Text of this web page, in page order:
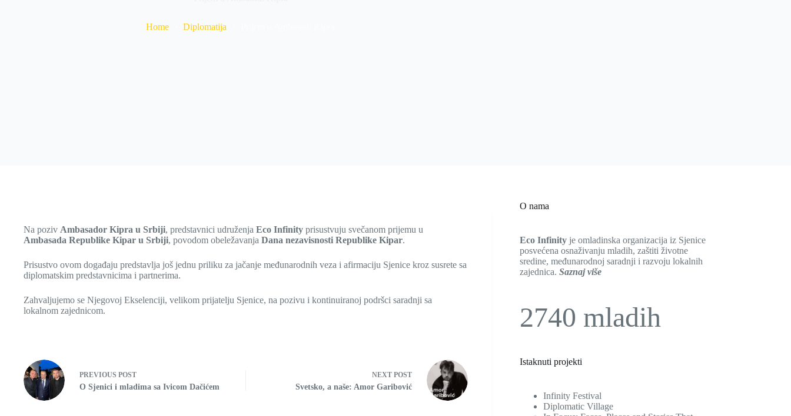
Home Diplomatija
Na poziv Ambasador Kipra u Srbiji, predstavnici udruženja Eco Infinity prisustvuju svečanom prijemu u
Ambasada Republike Kipar u Srbiji, povodom obeležavanja Dana nezavisnosti Republike Kipar.
Prisustvo ovom događaju predstavlja još jednu priliku za jačanje međunarodnih veza i afirmaciju Sjenice kroz susrete sa
diplomatskim predstavnicima i partnerima.
Zahvaljujemo se Njegovoj Ekselenciji, velikom prijatelju Sjenice, na pozivu i kontinuiranoj podršci saradnji sa
lokalnom zajednicom.
PREVIOUS POST
O Sjenici i mladima sa Ivicom Dačićem
NEXT POST
Svetsko, a naše: Amor Garibović
O nama
Eco Infinity je omladinska organizacija iz Sjenice
posvećena osnaživanju mladih, zaštiti životne
sredine, međunarodnoj saradnji i razvoju lokalnih
zajednica.Saznaj više
2740 mladih
Istaknuti projekti
Infinity Festival
Diplomatic Village